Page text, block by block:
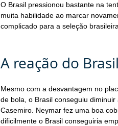
O Brasil pressionou bastante na
muita habilidade ao marcar
complicado para a seleção
A reação do
Mesmo com a desvantagem no
de bola, o Brasil conseguiu
Casemiro. Neymar fez uma boa
dificilmente o Brasil conseguiria